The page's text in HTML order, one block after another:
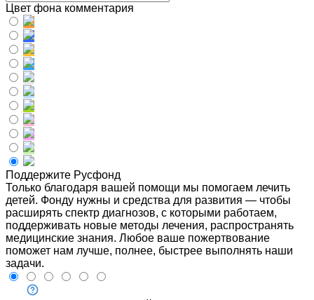
Цвет фона комментария
Поддержите Русфонд
Только благодаря вашей помощи мы помогаем лечить
детей. Фонду нужны и средства для развития — чтобы
расширять спектр диагнозов, с которыми работаем,
поддерживать новые методы лечения, распространять
медицинские знания. Любое ваше пожертвование
поможет нам лучше, полнее, быстрее выполнять наши
задачи.